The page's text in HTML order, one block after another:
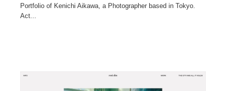
Portfolio of Kenichi Aikawa, a Photographer based in Tokyo.
Act...